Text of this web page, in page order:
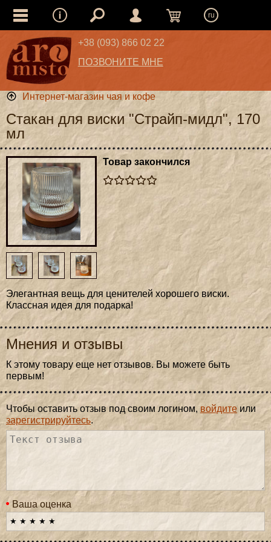
ru
+38 (093) 866 02 22
ПОЗВОНИТЕ МНЕ
Интернет-магазин чая и кофе
Стакан для виски "Страйп-мидл", 170
мл
Товар закончился
Элегантная вещь для ценителей хорошего виски.
Классная идея для подарка!
Мнения и отзывы
К этому товару еще нет отзывов. Вы можете быть
первым!
Чтобы оставить отзыв под своим логином, войдите или
зарегистрируйтесь.
Ваша оценка